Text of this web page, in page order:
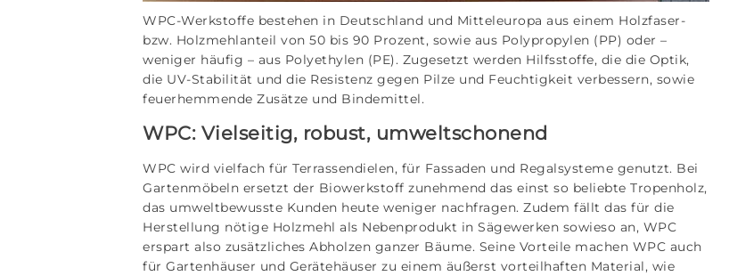
WPC-Werkstoffe bestehen in Deutschland und Mitteleuropa aus einem Holzfaser-
bzw. Holzmehlanteil von 50 bis 90 Prozent, sowie aus Polypropylen (PP) oder –
weniger häufig – aus Polyethylen (PE). Zugesetzt werden Hilfsstoffe, die die Optik,
die UV-Stabilität und die Resistenz gegen Pilze und Feuchtigkeit verbessern, sowie
feuerhemmende Zusätze und Bindemittel.
WPC: Vielseitig, robust, umweltschonend
WPC wird vielfach für Terrassendielen, für Fassaden und Regalsysteme genutzt. Bei
Gartenmöbeln ersetzt der Biowerkstoff zunehmend das einst so beliebte Tropenholz,
das umweltbewusste Kunden heute weniger nachfragen. Zudem fällt das für die
Herstellung nötige Holzmehl als Nebenprodukt in Sägewerken sowieso an, WPC
erspart also zusätzliches Abholzen ganzer Bäume. Seine Vorteile machen WPC auch
für Gartenhäuser und Gerätehäuser zu einem äußerst vorteilhaften Material, wie